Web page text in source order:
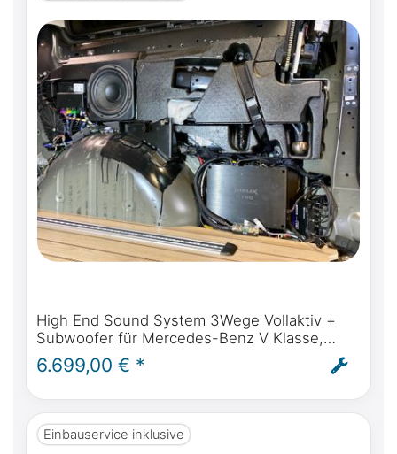
High End Sound System 3Wege Vollaktiv +
Subwoofer für Mercedes-Benz V Klasse,
Marco Polo, Horizon, Activity (W447) ab
BJ2014 - inkl. Einbau
6.699,00 € *
Einbauservice inklusive